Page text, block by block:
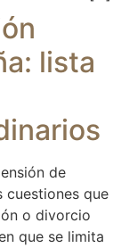
lista
de
cuestiones que
o divorcio
que se limita